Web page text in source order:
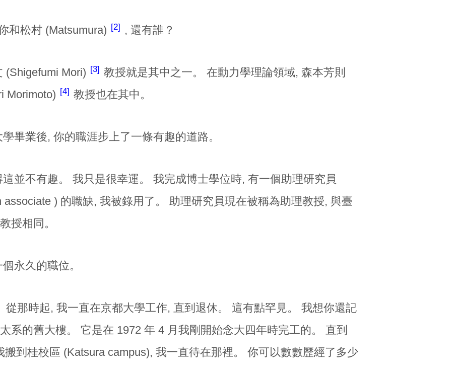
和松村 (Matsumura) 2 , 還有誰？
(Shigefumi Mori) 3
教授就是其中之一。 在動力學理論領域, 森本芳則
Morimoto)
4 教授也在其中。
畢業後, 你的職涯步上了一條有趣的道路。
這並不有趣。 我只是很幸運。 我完成博士學位時, 有一個助理研究員
associate ) 的職缺, 我被錄用了。 助理研究員現在被稱為助理教授, 與臺
授相同。
永久的職位。
從那時起, 我一直在京都大學工作, 直到退休。 這有點罕見。 我想你還記
系的舊大樓。 它是在 1972 年 4 月我剛開始念大四年時完工的。 直到
搬到桂校區 (Katsura campus), 我一直待在那裡。 你可以數數歷經了多少